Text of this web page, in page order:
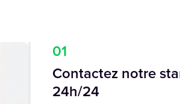
01
Contactez notre
24h/24